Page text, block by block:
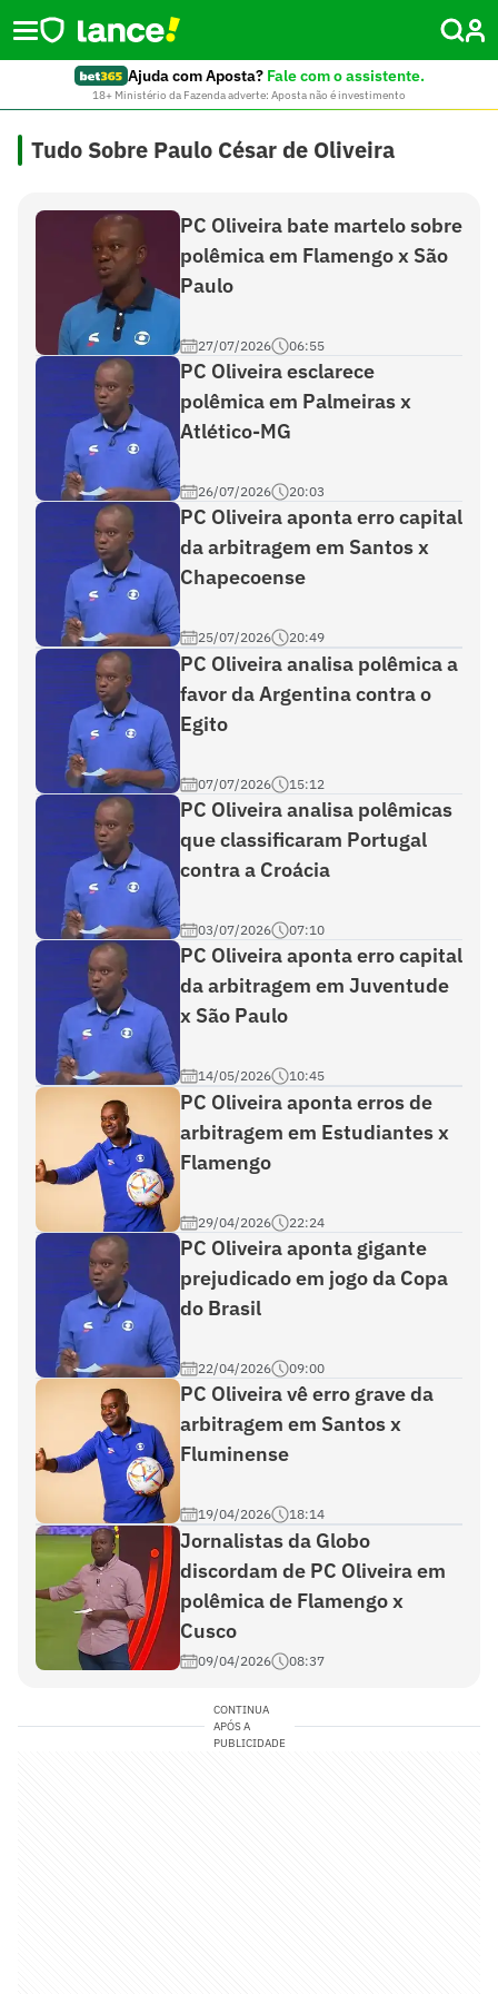
Ajuda com Aposta? Fale com o assistente.
18+ Ministério da Fazenda adverte: Aposta não é investimento
Tudo Sobre Paulo César de Oliveira
PC Oliveira bate martelo sobre
polêmica em Flamengo x São
Paulo
27/07/2026 06:55
PC Oliveira esclarece
polêmica em Palmeiras x
Atlético-MG
26/07/2026 20:03
PC Oliveira aponta erro capital
da arbitragem em Santos x
Chapecoense
25/07/2026 20:49
PC Oliveira analisa polêmica a
favor da Argentina contra o
Egito
07/07/2026 15:12
PC Oliveira analisa polêmicas
que classificaram Portugal
contra a Croácia
03/07/2026 07:10
PC Oliveira aponta erro capital
da arbitragem em Juventude
x São Paulo
14/05/2026 10:45
PC Oliveira aponta erros de
arbitragem em Estudiantes x
Flamengo
29/04/2026 22:24
PC Oliveira aponta gigante
prejudicado em jogo da Copa
do Brasil
22/04/2026 09:00
PC Oliveira vê erro grave da
arbitragem em Santos x
Fluminense
19/04/2026 18:14
Jornalistas da Globo
discordam de PC Oliveira em
polêmica de Flamengo x
Cusco
09/04/2026 08:37
CONTINUA
APÓS A
PUBLICIDADE